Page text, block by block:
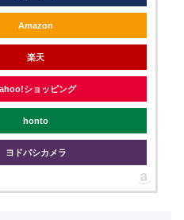
Amazon
楽天
ショッピング
honto
ヨドバシカメラ